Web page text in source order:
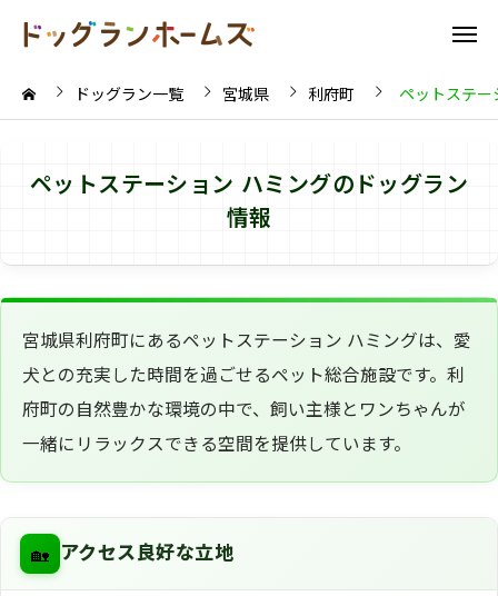
ドッグラン一覧 宮城県 利府町 ペットステ
ペットステーション ハミングのドッグラン
情報
宮城県利府町にあるペットステーション ハミングは、愛
犬との充実した時間を過ごせるペット総合施設です。利
府町の自然豊かな環境の中で、飼い主様とワンちゃんが
一緒にリラックスできる空間を提供しています。
🏡 アクセス良好な立地